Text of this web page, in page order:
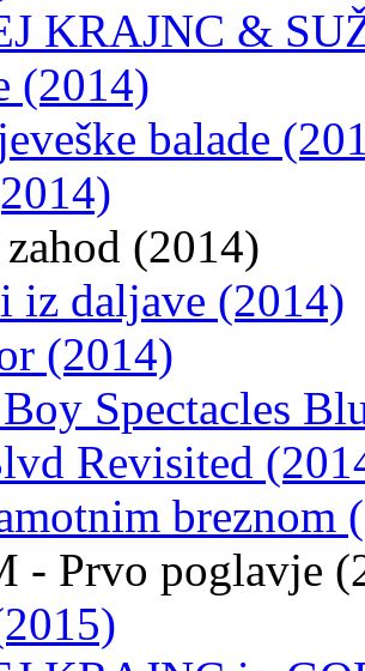
KRAJNC &
(2014)
balade
(2014)
iz daljave (2014)
(2014)
Spectacles
Revisited
breznom
- Prvo poglavje